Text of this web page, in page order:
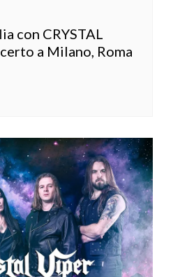
con CRYSTAL
a Milano, Roma